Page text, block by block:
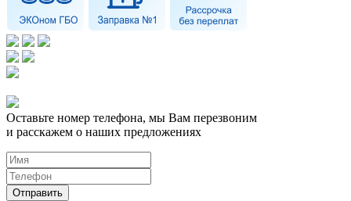
Оставьте номер телефона, мы Вам перезвоним
и расскажем о наших предложениях